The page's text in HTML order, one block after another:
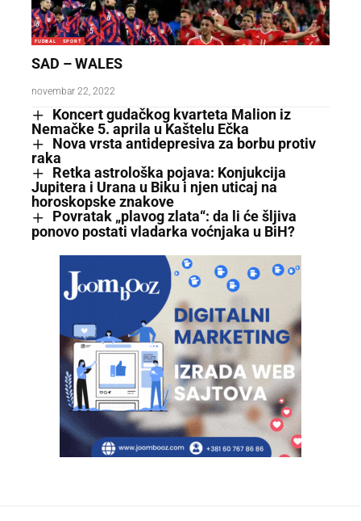
FUDBAL SPORT
SAD – WALES
novembar 22, 2022
Koncert gudačkog kvarteta Malion iz
Nemačke 5. aprila u Kaštelu Ečka
Nova vrsta antidepresiva za borbu protiv
raka
Retka astrološka pojava: Konjukcija
Jupitera i Urana u Biku i njen uticaj na
horoskopske znakove
Povratak „plavog zlata“: da li će šljiva
ponovo postati vladarka voćnjaka u BiH?